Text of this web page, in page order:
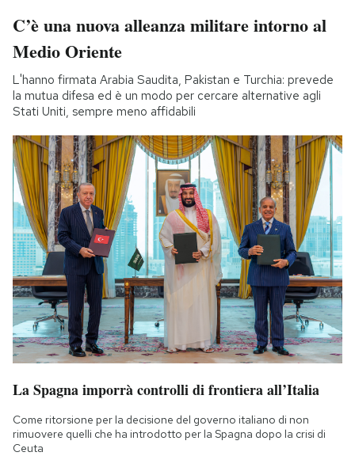
C’è una nuova alleanza militare intorno al
Medio Oriente
L'hanno firmata Arabia Saudita, Pakistan e Turchia: prevede
la mutua difesa ed è un modo per cercare alternative agli
Stati Uniti, sempre meno affidabili
La Spagna imporrà controlli di frontiera all’Italia
Come ritorsione per la decisione del governo italiano di non
rimuovere quelli che ha introdotto per la Spagna dopo la crisi di
Ceuta